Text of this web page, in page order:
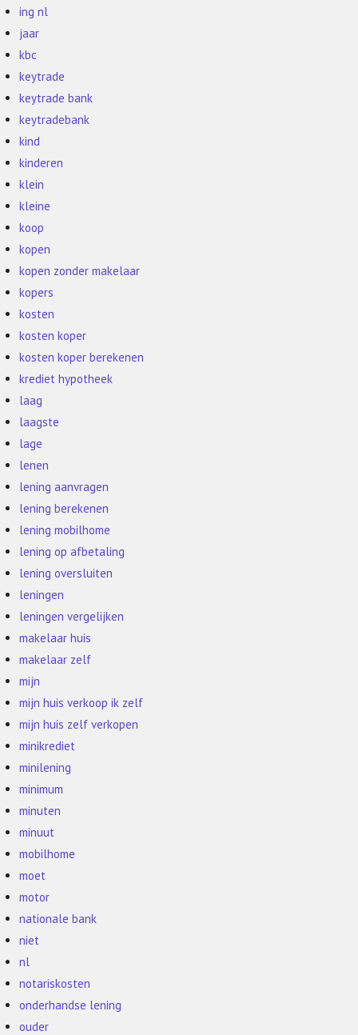
ing nl
jaar
kbc
keytrade
keytrade bank
keytradebank
kind
kinderen
klein
kleine
koop
kopen
kopen zonder makelaar
kopers
kosten
kosten koper
kosten koper berekenen
krediet hypotheek
laag
laagste
lage
lenen
lening aanvragen
lening berekenen
lening mobilhome
lening op afbetaling
lening oversluiten
leningen
leningen vergelijken
makelaar huis
makelaar zelf
mijn
mijn huis verkoop ik zelf
mijn huis zelf verkopen
minikrediet
minilening
minimum
minuten
minuut
mobilhome
moet
motor
nationale bank
niet
nl
notariskosten
onderhandse lening
ouder